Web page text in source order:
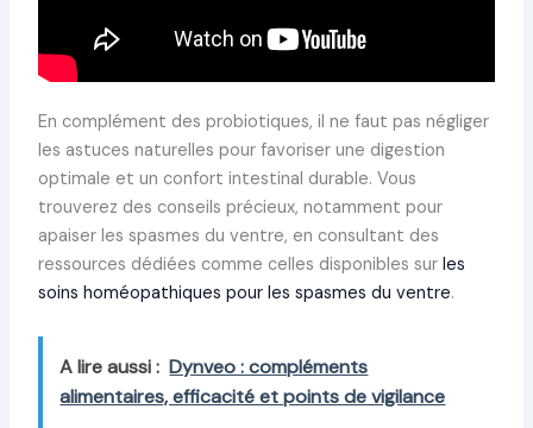
En complément des probiotiques, il ne faut pas négliger
les astuces naturelles pour favoriser une digestion
optimale et un confort intestinal durable. Vous
trouverez des conseils précieux, notamment pour
apaiser les spasmes du ventre, en consultant des
ressources dédiées comme celles disponibles sur les
soins homéopathiques pour les spasmes du ventre.
A lire aussi : Dynveo : compléments
alimentaires, efficacité et points de vigilance